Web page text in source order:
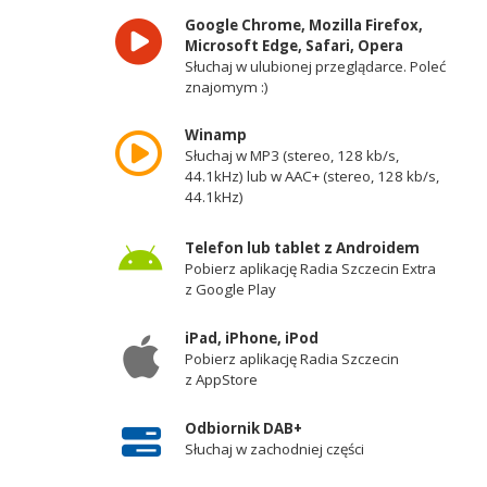
Google Chrome, Mozilla Firefox,
Microsoft Edge, Safari, Opera
Słuchaj w ulubionej przeglądarce. Poleć
znajomym :)
Winamp
Słuchaj w MP3 (stereo, 128 kb/s,
44.1kHz) lub w AAC+ (stereo, 128 kb/s,
44.1kHz)
Telefon lub tablet z Androidem
Pobierz aplikację Radia Szczecin Extra
z Google Play
iPad, iPhone, iPod
Pobierz aplikację Radia Szczecin
z AppStore
Odbiornik DAB+
Słuchaj w zachodniej części